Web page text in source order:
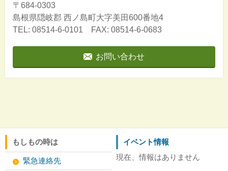
〒684-0303
島根県隠岐郡 西ノ島町大字美田600番地4
TEL: 08514-6-0101 FAX: 08514-6-0683
お問い合わせ
もしもの時は
緊急連絡先
イベント情報
現在、情報はありません